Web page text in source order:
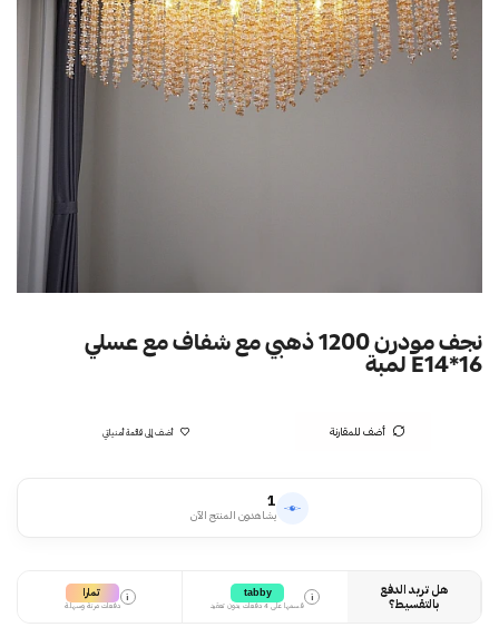
نجف مودرن 1200 ذهبي مع شفاف مع عسلي
E14*16 لمبة
أضف للمقارنة أضف إلى قائمة أمنياتي
1
يشاهدون المنتج الآن
هل تريد الدفع
بالتقسيط؟
i
tabby
قسمها على 4 دفعات بدون تعقيد
i تمارا
دفعات مرنة وسهلة